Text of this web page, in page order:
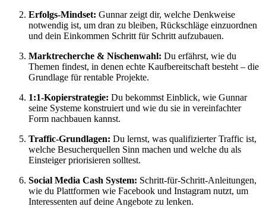
Erfolgs-Mindset: Gunnar zeigt dir, welche Denkweise
notwendig ist, um dran zu bleiben, Rückschläge einzuordnen
und dein Einkommen Schritt für Schritt aufzubauen.
Marktrecherche & Nischenwahl: Du erfährst, wie du
Themen findest, in denen echte Kaufbereitschaft besteht – die
Grundlage für rentable Projekte.
1:1-Kopierstrategie: Du bekommst Einblick, wie Gunnar
seine Systeme konstruiert und wie du sie in vereinfachter
Form nachbauen kannst.
Traffic-Grundlagen: Du lernst, was qualifizierter Traffic ist,
welche Besucherquellen Sinn machen und welche du als
Einsteiger priorisieren solltest.
Social Media Cash System: Schritt-für-Schritt-Anleitungen,
wie du Plattformen wie Facebook und Instagram nutzt, um
Interessenten auf deine Angebote zu lenken.